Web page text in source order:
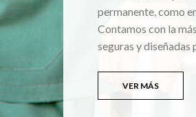
permanente, como
Contamos con la
seguras y diseñadas
VER MÁS